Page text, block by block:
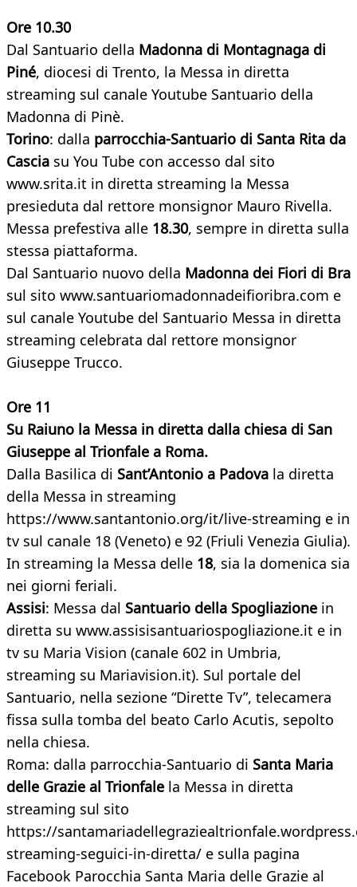
Ore 10.30
Dal Santuario della Madonna di Montagnaga di
Piné, diocesi di Trento, la Messa in diretta
streaming sul canale Youtube Santuario della
Madonna di Pinè.
Torino: dalla parrocchia-Santuario di Santa Rita da
Cascia su You Tube con accesso dal sito
www.srita.it in diretta streaming la Messa
presieduta dal rettore monsignor Mauro Rivella.
Messa prefestiva alle 18.30, sempre in diretta sulla
stessa piattaforma.
Dal Santuario nuovo della Madonna dei Fiori di Bra
sul sito www.santuariomadonnadeifioribra.com e
sul canale Youtube del Santuario Messa in diretta
streaming celebrata dal rettore monsignor
Giuseppe Trucco.
Ore 11
Su Raiuno la Messa in diretta dalla chiesa di San
Giuseppe al Trionfale a Roma.
Dalla Basilica di Sant’Antonio a Padova la diretta
della Messa in streaming
https://www.santantonio.org/it/live-streaming e in
tv sul canale 18 (Veneto) e 92 (Friuli Venezia Giulia).
In streaming la Messa delle 18, sia la domenica sia
nei giorni feriali.
Assisi: Messa dal Santuario della Spogliazione in
diretta su www.assisisantuariospogliazione.it e in
tv su Maria Vision (canale 602 in Umbria,
streaming su Mariavision.it). Sul portale del
Santuario, nella sezione “Dirette Tv”, telecamera
fissa sulla tomba del beato Carlo Acutis, sepolto
nella chiesa.
Roma: dalla parrocchia-Santuario di Santa Maria
delle Grazie al Trionfale la Messa in diretta
streaming sul sito
https://
streaming-seguici-in-diretta/ e sulla pagina
Facebook Parocchia Santa Maria delle Grazie al